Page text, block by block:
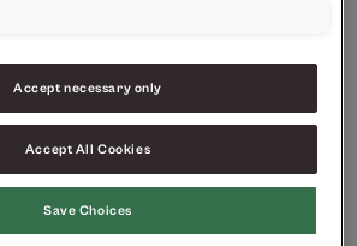
Accept necessary only
Accept All Cookies
Save Choices